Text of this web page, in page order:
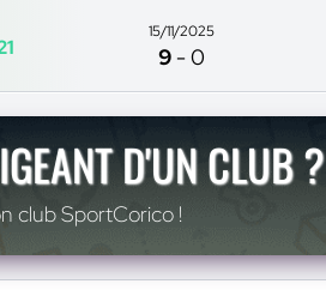
15/11/2025
9 -0
D'UN CLUB ?
club SportCorico !